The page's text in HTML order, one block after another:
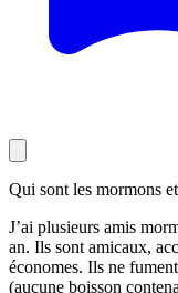
Qui sont les mormons
J’ai plusieurs amis
an. Ils sont amicaux,
économes. Ils ne
(aucune boisson